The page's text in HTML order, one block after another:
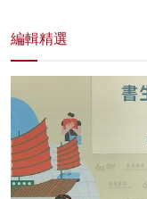
編輯精選